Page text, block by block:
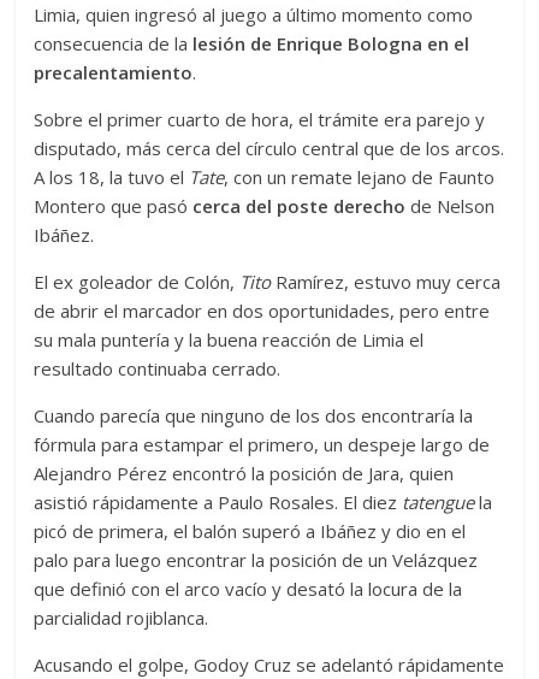
Limia, quien ingresó al juego a último momento como
consecuencia de la lesión de Enrique Bologna en el
precalentamiento.
Sobre el primer cuarto de hora, el trámite era parejo y
disputado, más cerca del círculo central que de los arcos.
A los 18, la tuvo el Tate, con un remate lejano de Faunto
Montero que pasó cerca del poste derecho de Nelson
Ibáñez.
El ex goleador de Colón, TitoRamírez, estuvo muy cerca
de abrir el marcador en dos oportunidades, pero entre
su mala puntería y la buena reacción de Limia el
resultado continuaba cerrado.
Cuando parecía que ninguno de los dos encontraría la
fórmula para estampar el primero, un despeje largo de
Alejandro Pérez encontró la posición de Jara, quien
asistió rápidamente a Paulo Rosales. El diez tatenguela
picó de primera, el balón superó a Ibáñez y dio en el
palo para luego encontrar la posición de un Velázquez
que definió con el arco vacío y desató la locura de la
parcialidad rojiblanca.
Acusando el golpe, Godoy Cruz se adelantó rápidamente